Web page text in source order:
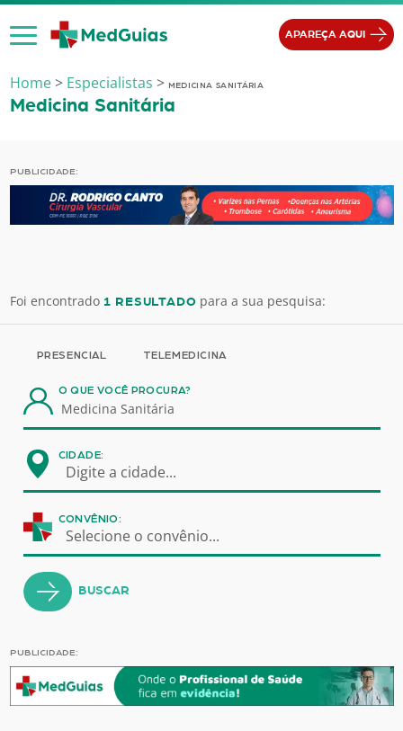
Ir para o conteúdo
APAREÇA AQUI
Home> Especialistas > MEDICINA SANITÁRIA
Medicina Sanitária
PUBLICIDADE:
Foi encontrado 1 RESULTADO para a sua pesquisa:
PRESENCIAL TELEMEDICINA
O QUE VOCÊ PROCURA?
CIDADE:
Digite a cidade...
CONVÊNIO:
Selecione o convênio...
BUSCAR
PUBLICIDADE: